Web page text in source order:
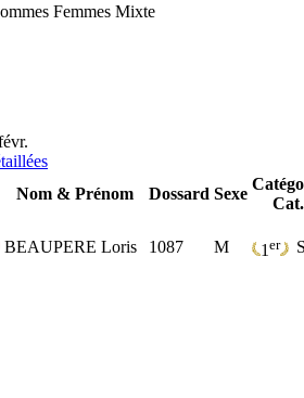
Femmes Mixte
Nom & Prénom Dossard Sexe
Cat.
BEAUPERE Loris 1087 M 1 er